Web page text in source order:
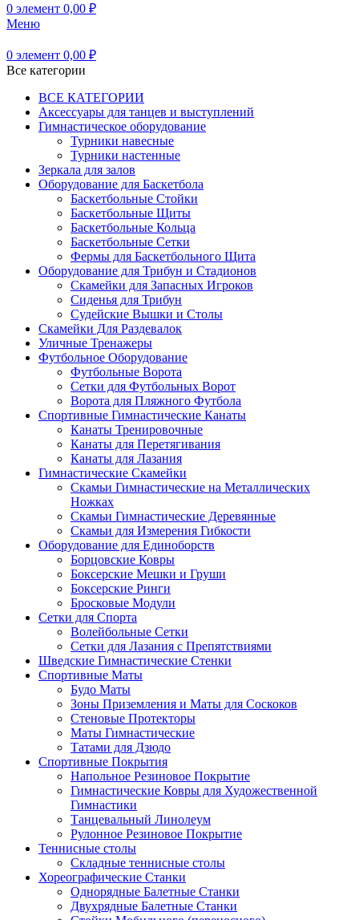
0 элемент 0,00 ₽
Меню
0 элемент 0,00 ₽
Все категории
ВСЕ КАТЕГОРИИ
Аксессуары для танцев и выступлений
Гимнастическое оборудование
Турники навесные
Турники настенные
Зеркала для залов
Оборудование для Баскетбола
Баскетбольные Стойки
Баскетбольные Щиты
Баскетбольные Кольца
Баскетбольные Сетки
Фермы для Баскетбольного Щита
Оборудование для Трибун и Стадионов
Скамейки для Запасных Игроков
Сиденья для Трибун
Судейские Вышки и Столы
Скамейки Для Раздевалок
Уличные Тренажеры
Футбольное Оборудование
Футбольные Ворота
Сетки для Футбольных Ворот
Ворота для Пляжного Футбола
Спортивные Гимнастические Канаты
Канаты Тренировочные
Канаты для Перетягивания
Канаты для Лазания
Гимнастические Скамейки
Скамьи Гимнастические на Металлических
Ножках
Скамьи Гимнастические Деревянные
Скамьи для Измерения Гибкости
Оборудование для Единоборств
Борцовские Ковры
Боксерские Мешки и Груши
Боксерские Ринги
Бросковые Модули
Сетки для Спорта
Волейбольные Сетки
Сетки для Лазания с Препятствиями
Шведские Гимнастические Стенки
Спортивные Маты
Будо Маты
Зоны Приземления и Маты для Соскоков
Стеновые Протекторы
Маты Гимнастические
Татами для Дзюдо
Спортивные Покрытия
Напольное Резиновое Покрытие
Гимнастические Ковры для Художественной
Гимнастики
Танцевальный Линолеум
Рулонное Резиновое Покрытие
Теннисные столы
Складные теннисные столы
Хореографические Станки
Однорядные Балетные Станки
Двухрядные Балетные Станки